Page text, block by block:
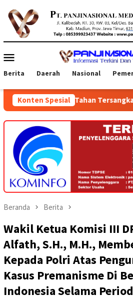
konten
Mobile
Berita Daerah Nasional
Konten Spesial
KPK Tahan Tersangka Korupsi
Beranda Berita
Wakil Ketua Komisi III
Alfath, S.H., M.H.,
Kepada Polri Atas
Kasus Premanisme Di
Indonesia Selama